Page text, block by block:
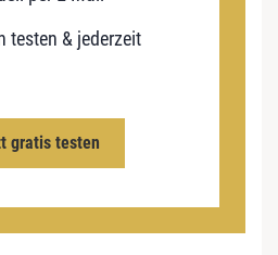
testen & jederzeit
gratis testen